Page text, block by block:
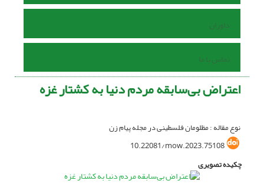
داوران
تماس با ما
اعتراض بی‌سابقه مردم دنیا به کشتار غزه
نوع مقاله : مظلومان فلسطینی در مجله پیام زن
10.22081/mow.2023.75108
چکیده تصویری